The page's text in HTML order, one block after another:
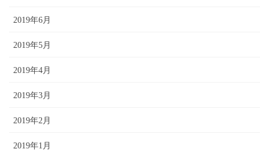
2019年6月
2019年5月
2019年4月
2019年3月
2019年2月
2019年1月